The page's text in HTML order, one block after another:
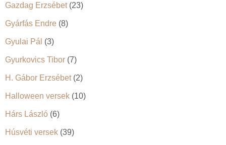
Gazdag Erzsébet(23)
Gyárfás Endre (8)
Gyulai Pál (3)
Gyurkovics Tibor (7)
H. Gábor Erzsébet(2)
Halloween versek (10)
Hárs László (6)
Húsvéti versek (39)